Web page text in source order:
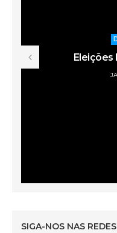
Eleições
SIGA-NOS NAS